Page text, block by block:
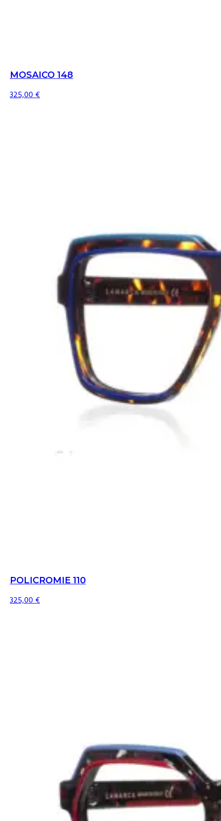
MOSAICO 148
325,00€
POLICROMIE 110
325,00€